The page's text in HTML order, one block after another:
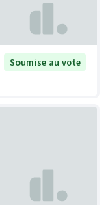
Soumise au vote